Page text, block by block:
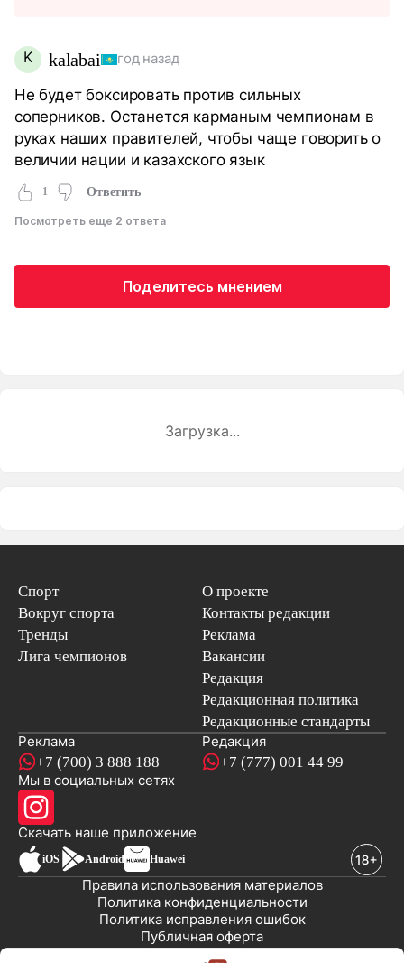
K kalabai год назад
Не будет боксировать против сильных
соперников. Останется карманым чемпионам в
руках наших правителей, чтобы чаще говорить о
величии нации и казахского язык
1 Ответить
Посмотреть еще 2 ответа
Поделитесь мнением
Загрузка...
Спорт
Вокруг спорта
Тренды
Лига чемпионов
О проекте
Контакты редакции
Реклама
Вакансии
Редакция
Редакционная политика
Редакционные стандарты
Реклама
+7 (700) 3 888 188
Редакция
+7 (777) 001 44 99
Мы в социальных сетях
Скачать наше приложениеновостей
iOS Android Huawei
Публичная оферта
Политика исправления ошибок
Политика конфиденциальности
Правила использования материалов